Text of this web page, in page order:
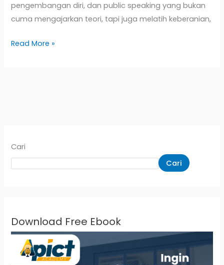
pengembangan diri, dan public speaking yang bukan
cuma mengajarkan teori, tapi juga melatih keberanian,
Read More »
Cari
Cari
Download Free Ebook